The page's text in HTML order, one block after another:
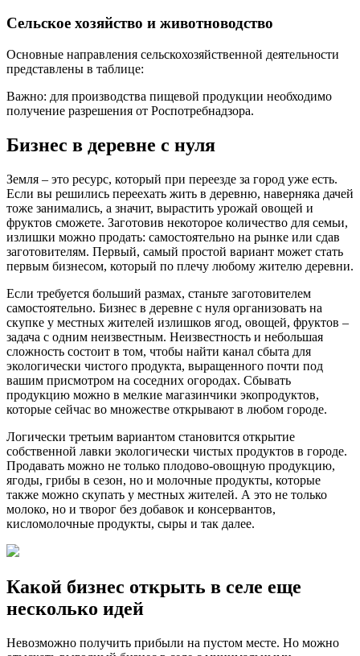
Сельское хозяйство и животноводство
Основные направления сельскохозяйственной деятельности
представлены в таблице:
Важно: для производства пищевой продукции необходимо
получение разрешения от Роспотребнадзора.
Бизнес в деревне с нуля
Земля – это ресурс, который при переезде за город уже есть.
Если вы решились переехать жить в деревню, наверняка дачей
тоже занимались, а значит, вырастить урожай овощей и
фруктов сможете. Заготовив некоторое количество для семьи,
излишки можно продать: самостоятельно на рынке или сдав
заготовителям. Первый, самый простой вариант может стать
первым бизнесом, который по плечу любому жителю деревни.
Если требуется больший размах, станьте заготовителем
самостоятельно. Бизнес в деревне с нуля организовать на
скупке у местных жителей излишков ягод, овощей, фруктов –
задача с одним неизвестным. Неизвестность и небольшая
сложность состоит в том, чтобы найти канал сбыта для
экологически чистого продукта, выращенного почти под
вашим присмотром на соседних огородах. Сбывать
продукцию можно в мелкие магазинчики экопродуктов,
которые сейчас во множестве открывают в любом городе.
Логически третьим вариантом становится открытие
собственной лавки экологически чистых продуктов в городе.
Продавать можно не только плодово-овощную продукцию,
ягоды, грибы в сезон, но и молочные продукты, которые
также можно скупать у местных жителей. А это не только
молоко, но и творог без добавок и консервантов,
кисломолочные продукты, сыры и так далее.
Какой бизнес открыть в селе еще
несколько идей
Невозможно получить прибыли на пустом месте. Но можно